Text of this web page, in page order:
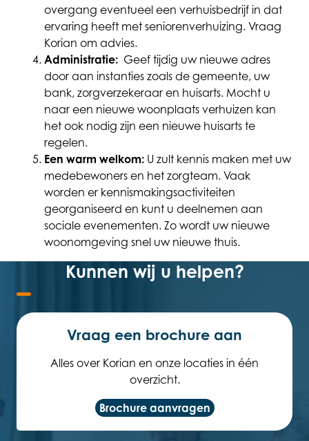
overgang eventueel een verhuisbedrijf in dat
ervaring heeft met seniorenverhuizing. Vraag
Korian om advies.
Administratie: Geef tijdig uw nieuwe adres
door aan instanties zoals de gemeente, uw
bank, zorgverzekeraar en huisarts. Mocht u
naar een nieuwe woonplaats verhuizen kan
het ook nodig zijn een nieuwe huisarts te
regelen.
Een warm welkom: U zult kennis maken met uw
medebewoners en het zorgteam. Vaak
worden er kennismakingsactiviteiten
georganiseerd en kunt u deelnemen aan
sociale evenementen. Zo wordt uw nieuwe
woonomgeving snel uw nieuwe thuis.
Kunnen wij u helpen?
Vraag een brochure aan
Alles over Korian en onze locaties in één
overzicht.
Brochure aanvragen